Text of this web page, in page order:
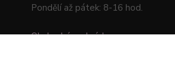
Pondělí až pátek: 8-16 hod.
Obchodní podmínky